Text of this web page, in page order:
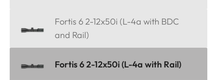
Fortis 6 2-12x50i (L-4a with BDC
and Rail)
Fortis 6 2-12x50i (L-4a with Rail)